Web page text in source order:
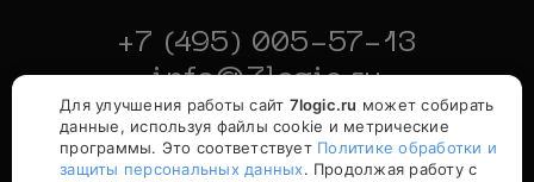
© 7logic, 2012–2026.
Все права защищены.
+7 (495) 005-57-13
info@7logic.ru
🍪Для улучшения работы сайт 7logic.ru может собирать
данные, используя файлы cookie и метрические
программы. Это соответствует Политике обработки и
защиты персональных данных. Продолжая работу с